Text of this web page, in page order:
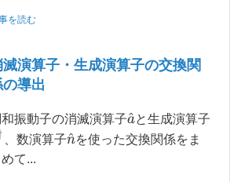
を読む
滅演算子・生成演算子の交換関
の導出
振動子の消滅演算子a^と生成演算子
、数演算子n^を使った交換関係をま
めて...